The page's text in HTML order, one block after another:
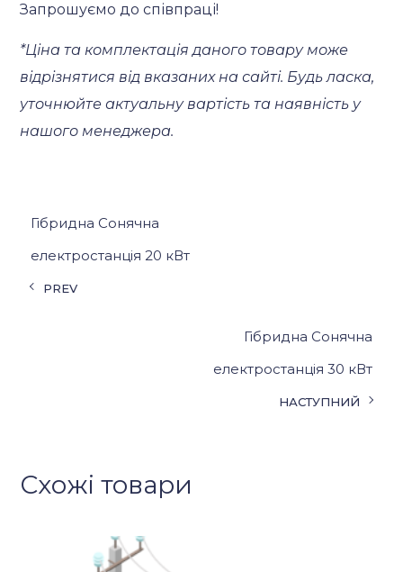
Запрошуємо до співпраці!
*Ціна та комплектація даного товару може
відрізнятися від вказаних на сайті. Будь ласка,
уточнюйте актуальну вартість та наявність у
нашого менеджера.
Гібридна Сонячна
електростанція 20 кВт
PREV
Гібридна Сонячна
електростанція 30 кВт
НАСТУПНИЙ
Схожі товари